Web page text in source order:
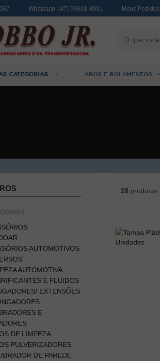
Whatsapp: (47) 99601-4991 Meus Pedidos
CATEGORIAS AROS E ROLAMENTOS
AUTOMOTIVOS
AUTOMOTIVA
E FLUIDOS
EXTENSÕES
E
DE LIMPEZA
PULVERIZADORES
DE PAREDE
28 produtos